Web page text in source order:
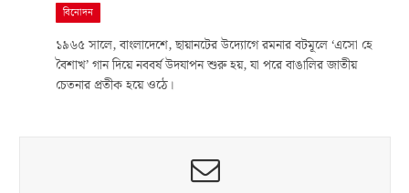
বিনোদন
১৯৬৫ সালে, বাংলাদেশে, ছায়ানটের উদ্যোগে রমনার বটমূলে ‘এসো হে
বৈশাখ’ গান দিয়ে নববর্ষ উদযাপন শুরু হয়, যা পরে বাঙালির জাতীয়
চেতনার প্রতীক হয়ে ওঠে।